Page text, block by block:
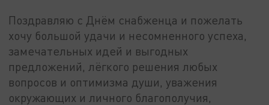
Поздравляю с Днём снабженца и пожелать
хочу большой удачи и несомненного успеха,
замечательных идей и выгодных
предложений, лёгкого решения любых
вопросов и оптимизма души, уважения
окружающих и личного благополучия,